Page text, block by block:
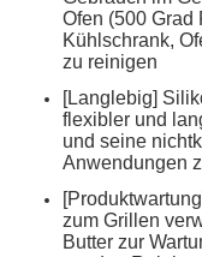
Ofen (500 Grad
Kühlschrank,
zu reinigen
[Langlebig]
flexibler und
und seine
Anwendungen
zum Grillen
Butter zur